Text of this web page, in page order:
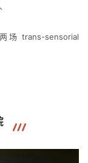
场 trans-sensorial